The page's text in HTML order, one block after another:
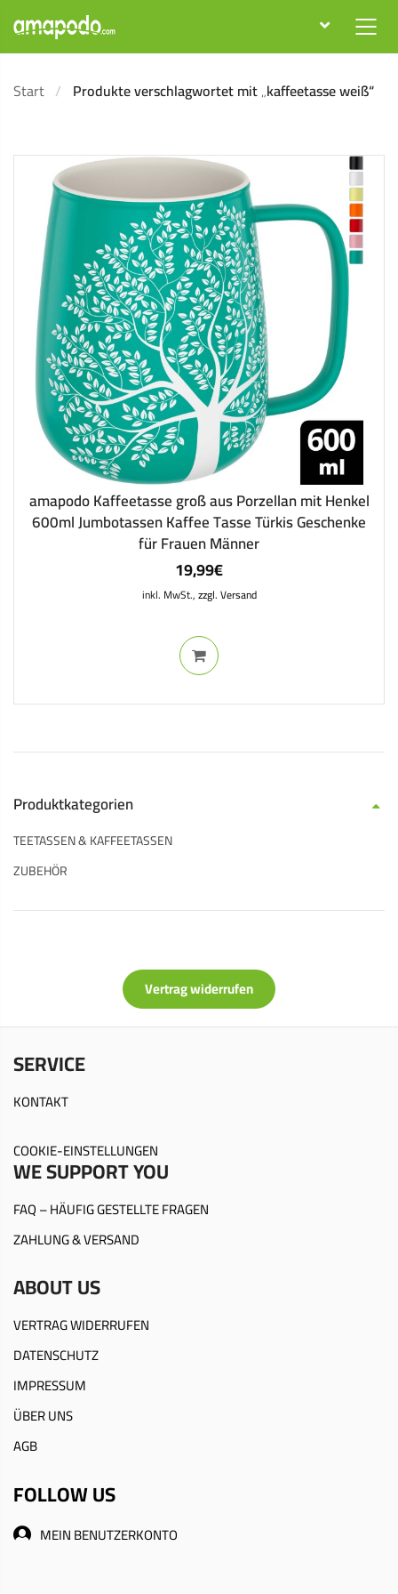
Start Produkte verschlagwortet mit „kaffeetasse weiß“
amapodo Kaffeetasse groß aus Porzellan mit Henkel
600ml Jumbotassen Kaffee Tasse Türkis Geschenke
für Frauen Männer
19,99€
inkl. MwSt.,zzgl. Versand
Produktkategorien
TEETASSEN & KAFFEETASSEN
ZUBEHÖR
Vertrag widerrufen
SERVICE
KONTAKT
COOKIE-EINSTELLUNGEN
WE SUPPORT YOU
FAQ – HÄUFIG GESTELLTE FRAGEN
ZAHLUNG & VERSAND
ABOUT US
VERTRAG WIDERRUFEN
DATENSCHUTZ
IMPRESSUM
ÜBER UNS
AGB
FOLLOW US
MEIN BENUTZERKONTO